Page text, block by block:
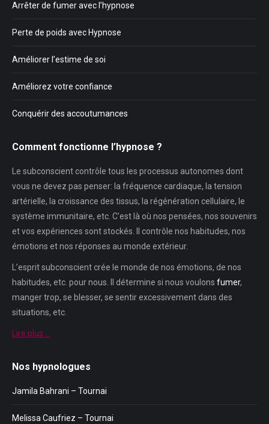
Arrêter de fumer avec l’hypnose
Perte de poids avec Hypnose
Améliorer l’estime de soi
Améliorez votre confiance
Conquérir des accoutumances
Comment fonctionne l’hypnose ?
Le subconscient contrôle tous les processus autonomes dont
vous ne devez pas penser: la fréquence cardiaque, la tension
artérielle, la croissance des tissus, la régénération cellulaire, le
système immunitaire, etc. C’est là où nos pensées, nos souvenirs
et vos expériences sont stockés. Il contrôle nos habitudes, nos
émotions et nos réponses au monde extérieur.
L’esprit subconscient crée le monde de nos émotions, de nos
habitudes, etc. pour nous. Il détermine si nous voulons fumer,
manger trop, se blesser, se sentir excessivement dans des
situations, etc.
Lire plus …
Nos hypnologues
Jamila Bahrani – Tournai
Melissa Caufriez – Tournai